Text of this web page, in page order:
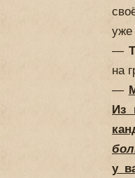
уже
—
на
—
Из
у